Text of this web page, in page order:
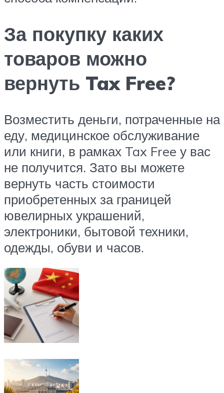
За покупку каких
товаров можно
вернуть Tax Free?
Возместить деньги, потраченные на
еду, медицинское обслуживание
или книги, в рамках Tax Free у вас
не получится. Зато вы можете
вернуть часть стоимости
приобретенных за границей
ювелирных украшений,
электроники, бытовой техники,
одежды, обуви и часов.